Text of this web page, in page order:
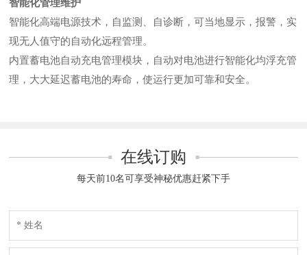
智能化管理维护
智能化高端电源技术，自监测、自诊断，可当地显示，报警，实
现无人值守的自动化远程管理。
内置蓄电池自动充电管理模块，自动对电池进行智能化均浮充管
理，大大延迟蓄电池的寿命，使运行更加可靠和安全。
在线订购
每天前10名可享受神秘优惠赶紧下手